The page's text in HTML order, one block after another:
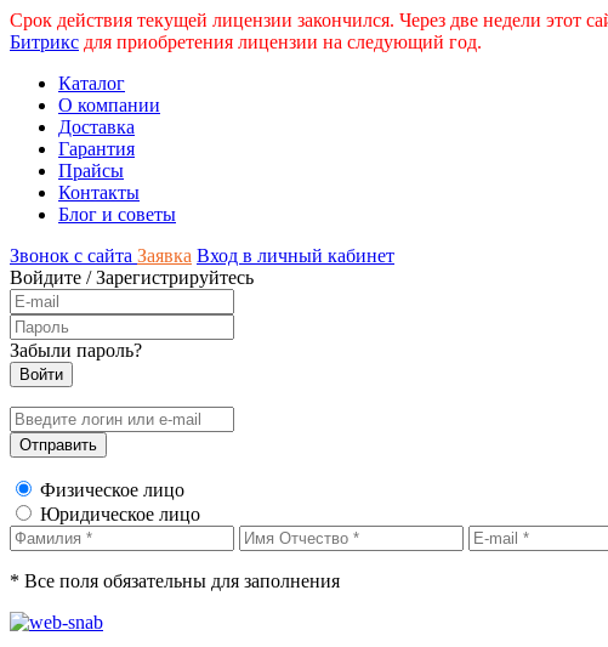
Срок действия текущей лицензии закончился. Через две недели этот
Битрикс для приобретения лицензии на следующий год.
Каталог
О компании
Доставка
Гарантия
Прайсы
Контакты
Блог и советы
Звонок с сайта Заявка Вход в личный кабинет
Войдите /Зарегистрируйтесь
Забыли пароль?
Физическое лицо
Юридическое лицо
* Все поля обязательны для заполнения